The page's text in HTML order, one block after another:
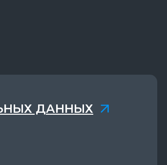
ДАННЫХ